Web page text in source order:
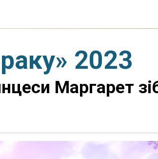
2023
Маргарет